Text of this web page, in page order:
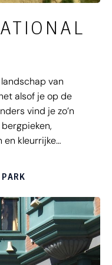
van
alsof je op de
vind je zo’n
en kleurrijke
Lakota
land’), maar laat
te brengen
achter dat
South